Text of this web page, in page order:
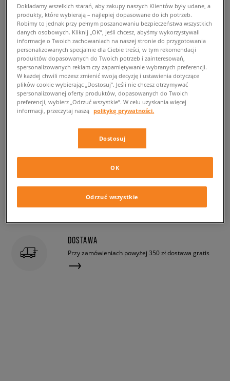
DOSTAWA
Przy zamówieniach powyżej 350 zł dostawa gratis
Dokładamy wszelkich starań, aby zakupy naszych Klientów były udane, a
produkty, które wybierają – najlepiej dopasowane do ich potrzeb.
Robimy to jednak przy pełnym poszanowaniu bezpieczeństwa wszystkich
danych osobowych. Kliknij „OK”, jeśli chcesz, abyśmy wykorzystywali
informacje o Twoich zachowaniach na naszej stronie do przygotowania
personalizowanych specjalnie dla Ciebie treści, w tym rekomendacji
produktów dopasowanych do Twoich potrzeb i zainteresowań,
spersonalizowanych reklam czy zapamiętywanie wybranych preferencji.
W każdej chwili możesz zmienić swoją decyzję i ustawienia dotyczące
plików cookie wybierając „Dostosuj”. Jeśli nie chcesz otrzymywać
spersonalizowanej oferty produktów, dopasowanych do Twoich
preferencji, wybierz „Odrzuć wszystkie”. W celu uzyskania więcej
informacji, przeczytaj naszą politykę prywatności.
Dostosuj
Odrzuć wszystkie
OK